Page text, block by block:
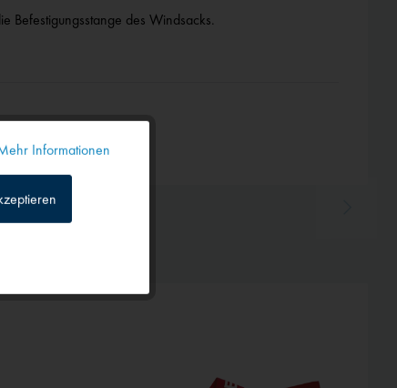
Befestigungsstange des Windsacks.
Informationen